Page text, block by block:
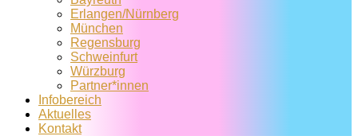
Erlangen/Nürnberg
München
Regensburg
Schweinfurt
Würzburg
Partner*innen
Infobereich
Aktuelles
Kontakt